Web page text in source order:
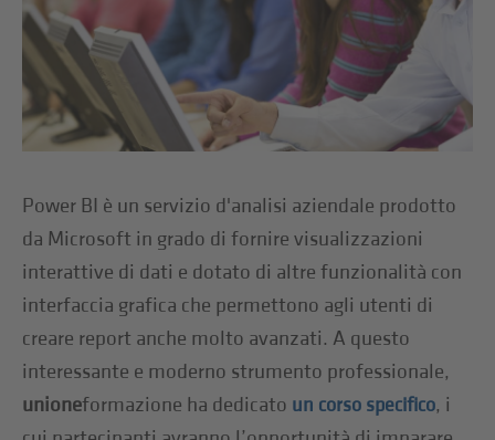
Power BI è un servizio d'analisi aziendale prodotto
da Microsoft in grado di fornire visualizzazioni
interattive di dati e dotato di altre funzionalità con
interfaccia grafica che permettono agli utenti di
creare report anche molto avanzati. A questo
interessante e moderno strumento professionale,
unioneformazione ha dedicato un corso specifico, i